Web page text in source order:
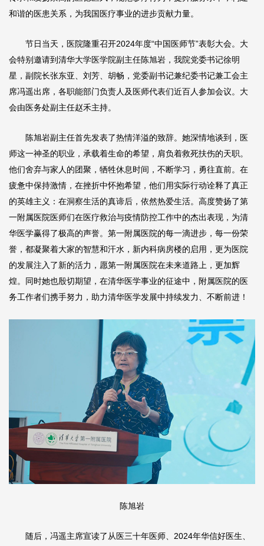
和谐的医患关系，为我国医疗事业的进步贡献力量。
节日当天，医院隆重召开2024年度“中国医师节”表彰大会。大
会特别邀请到清华大学医学院副主任陈旭岩，我院党委书记徐明
星，副院长张东亚 刘芳 胡畅 ，党委副书记兼纪委书记兼工会主
席冯遥出席，各职能部门负责人及医师代表们近百人参加会议。大
会由医务处副主任赵禾主持。
陈旭岩副主任首先发表了热情洋溢的致辞。她深情地谈到，医
师这一神圣的职业，承载着生命的希望，肩负着救死扶伤的天职。
他们舍弃与家人的团聚，牺牲休息时间，不断学习，勇往直前。在
疲惫中保持激情，在挫折中怀抱希望，他们用实际行动诠释了真正
的英雄主义：在洞察生活的真谛后，依然热爱生活。高度赞扬了第
一附属医院医师们在医疗救治与疫情防控工作中的杰出表现，为清
华医学赢得了极高的声誉。第一附属医院的每一滴进步，每一份荣
誉，都凝聚着大家的智慧和汗水，新内科病房楼的启用，更为医院
的发展注入了新的活力，愿第一附属医院在未来道路上，更加辉
煌。同时她也殷切期望，在清华医学事业的征途中，附属医院的医
务工作者们携手努力，助力清华医学发展中持续发力、不断前进！
陈旭岩
随后，冯遥主席宣读了从医三十年医师、2024年华信好医生、